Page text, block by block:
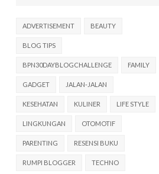
ADVERTISEMENT BEAUTY
BLOG TIPS
BPN30DAYBLOGCHALLENGE FAMILY
GADGET JALAN-JALAN
KESEHATAN KULINER LIFE STYLE
LINGKUNGAN OTOMOTIF
PARENTING RESENSI BUKU
RUMPI BLOGGER TECHNO